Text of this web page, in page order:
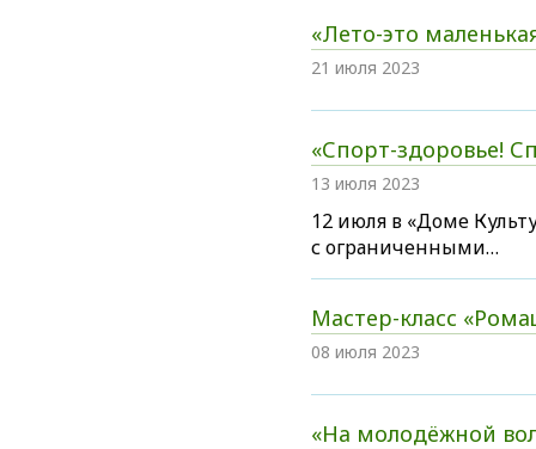
«Лето-это
21 июля 2023
«Спорт-здоровье!
13 июля 2023
12 июля в «Доме
с ограниченными…
Мастер-класс
08 июля 2023
«На молодёжной